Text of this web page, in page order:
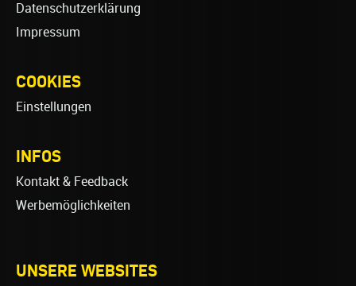
Datenschutzerklärung
Impressum
COOKIES
Einstellungen
INFOS
Kontakt & Feedback
Werbemöglichkeiten
UNSERE WEBSITES